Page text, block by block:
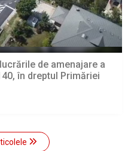
de amenajare a
în dreptul Primăriei